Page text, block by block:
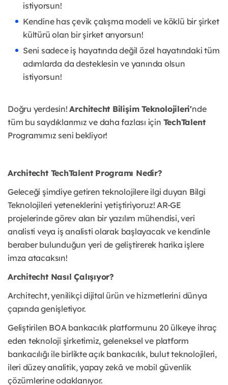
istiyorsun!
Kendine has çevik çalışma modeli ve köklü bir şirket
kültürü olan bir şirket arıyorsun!
Seni sadece iş hayatında değil özel hayatındaki tüm
adımlarda da desteklesin ve yanında olsun
istiyorsun!
Doğru yerdesin!Architecht Bilişim Teknolojileri'nde
tüm bu saydıklarımız ve daha fazlası için TechTalent
Programımız seni bekliyor!
Architecht TechTalent Programı Nedir?
Geleceği şimdiye getiren teknolojilere ilgi duyan Bilgi
Teknolojileri yeteneklerini yetiştiriyoruz! AR-GE
projelerinde görev alan bir yazılım mühendisi, veri
analisti veya iş analisti olarak başlayacak ve kendinle
beraber bulunduğun yeri de geliştirerek harika işlere
imza atacaksın!
Architecht Nasıl Çalışıyor?
Architecht, yenilikçi dijital ürün ve hizmetlerini dünya
çapında genişletiyor.
Geliştirilen BOA bankacılık platformunu 20 ülkeye ihraç
eden teknoloji şirketimiz, geleneksel ve platform
bankacılığı ile birlikte açık bankacılık, bulut teknolojileri,
ileri düzey analitik, yapay zekâ ve mobil güvenlik
çözümlerine odaklanıyor.